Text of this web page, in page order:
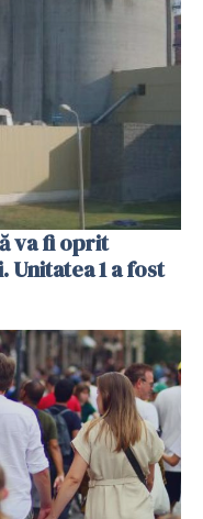
va fi oprit
1 a fost